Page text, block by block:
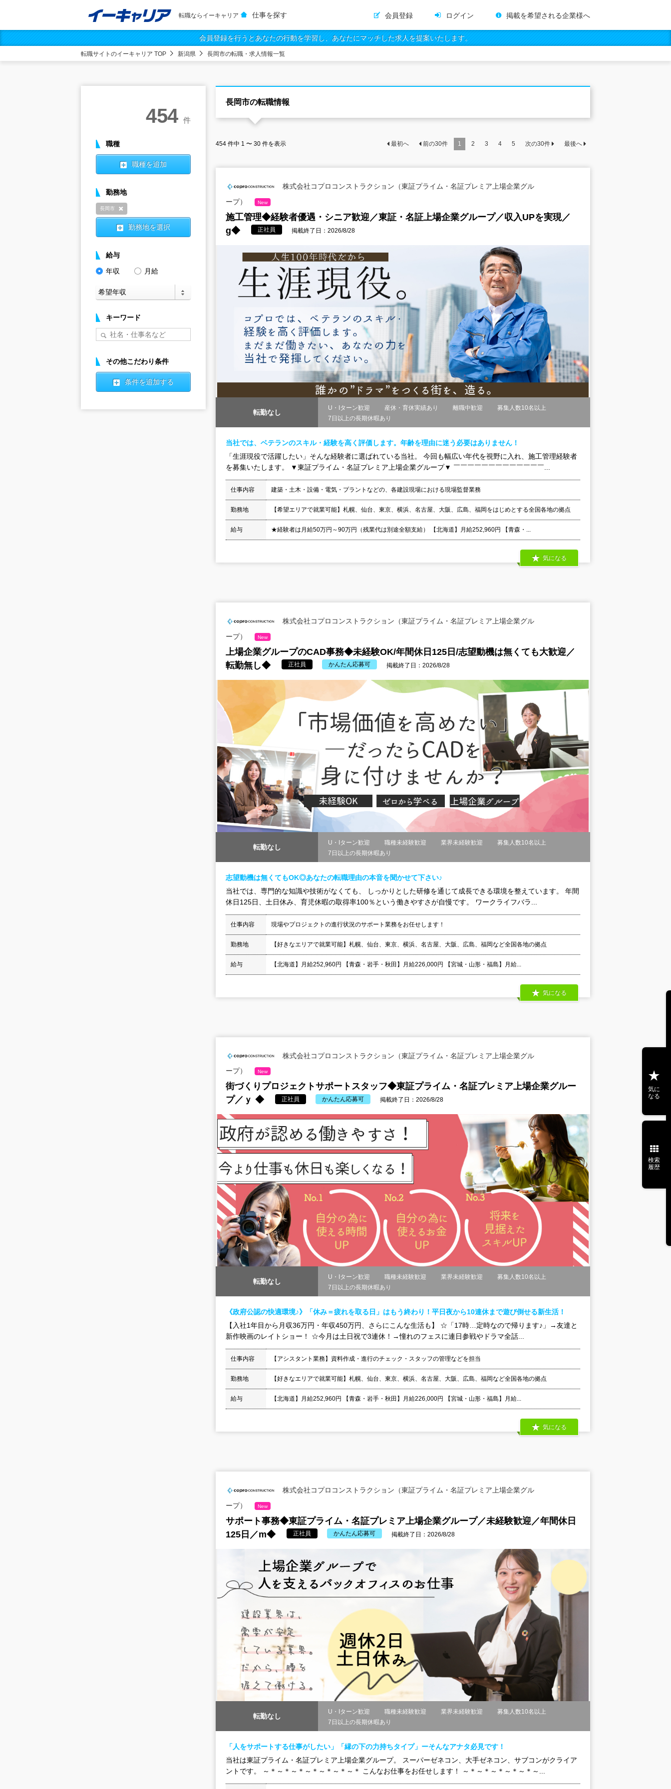
転職ならイーキャリア 仕事を探す 会員登録 ログイン 掲載を希望される企業様へ
会員登録を行うとあなたの行動を学習し、あなたにマッチした求人を提案いたします。
転職サイトのイーキャリア TOP 新潟県 長岡市の転職・求人情報一覧
長岡市の転職情報
454 件中 1 〜 30 件を表示 最初へ 前の30件 1 2 3 4 5 次の30件 最後へ
株式会社コプロコンストラクション（東証プライム・名証プレミア上場企業グル
ープ）
New
施工管理◆経験者優遇・シニア歓迎／東証・名証上場企業グループ／収入UPを実現／
g◆
正社員 掲載終了日：2026/8/28
転勤なし
U・Iターン歓迎 産休・育休実績あり 離職中歓迎
募集人数10名以上
7日以上の長期休暇あり
当社では、ベテランのスキル・経験を高く評価します。年齢を理由に迷う必要はありません！
「生涯現役で活躍したい」そんな経験者に選ばれている当社。 今回も幅広い年代を視野に入れ、施工管理経験者
を募集いたします。 ▼東証プライム・名証プレミア上場企業グループ▼ ￣￣￣￣￣￣￣￣￣￣￣￣￣...
仕事内容 建築・土木・設備・電気・プラントなどの、各建設現場における現場監督業務
勤務地 【希望エリアで就業可能】札幌、仙台、東京、横浜、名古屋、大阪、広島、福岡をはじめとする全国各地の拠点
給与 ★経験者は月給50万円～90万円（残業代は別途全額支給） 【北海道】月給252,960円 【青森・...
気になる
株式会社コプロコンストラクション（東証プライム・名証プレミア上場企業グル
ープ）
New
上場企業グループのCAD事務◆未経験OK/年間休日125日/志望動機は無くても大歓迎／
転勤無し◆
正社員 かんたん応募可 掲載終了日：2026/8/28
転勤なし
U・Iターン歓迎 職種未経験歓迎 業界未経験歓迎
募集人数10名以上
7日以上の長期休暇あり
志望動機は無くてもOK◎あなたの転職理由の本音を聞かせて下さい♪
当社では、専門的な知識や技術がなくても、 しっかりとした研修を通じて成長できる環境を整えています。 年間
休日125日、土日休み、育児休暇の取得率100％という働きやすさが自慢です。 ワークライフバラ...
仕事内容 現場やプロジェクトの進行状況のサポート業務をお任せします！
勤務地 【好きなエリアで就業可能】札幌、仙台、東京、横浜、名古屋、大阪、広島、福岡など全国各地の拠点
給与 【北海道】月給252,960円 【青森・岩手・秋田】月給226,000円 【宮城・山形・福島】月給...
気になる
株式会社コプロコンストラクション（東証プライム・名証プレミア上場企業グル
ープ）
New
街づくりプロジェクトサポートスタッフ◆東証プライム・名証プレミア上場企業グルー
プ／ｙ ◆
正社員 かんたん応募可 掲載終了日：2026/8/28
転勤なし
U・Iターン歓迎 職種未経験歓迎 業界未経験歓迎
募集人数10名以上
7日以上の長期休暇あり
《政府公認の快適環境♪》「休み＝疲れを取る日」はもう終わり！平日夜から10連休まで遊び倒せる新生活！
【入社1年目から月収36万円・年収450万円、さらにこんな生活も】 ☆「17時…定時なので帰ります♪」→友達と
新作映画のレイトショー！ ☆今月は土日祝で3連休！→憧れのフェスに連日参戦やドラマ全話...
仕事内容 【アシスタント業務】資料作成・進行のチェック・スタッフの管理などを担当
勤務地 【好きなエリアで就業可能】札幌、仙台、東京、横浜、名古屋、大阪、広島、福岡など全国各地の拠点
給与 【北海道】月給252,960円 【青森・岩手・秋田】月給226,000円 【宮城・山形・福島】月給...
気になる
株式会社コプロコンストラクション（東証プライム・名証プレミア上場企業グル
ープ）
New
サポート事務◆東証プライム・名証プレミア上場企業グループ／未経験歓迎／年間休日
125日／m◆
正社員 かんたん応募可 掲載終了日：2026/8/28
転勤なし
U・Iターン歓迎 職種未経験歓迎 業界未経験歓迎
募集人数10名以上
7日以上の長期休暇あり
「人をサポートする仕事がしたい」「縁の下の力持ちタイプ」ーそんなアナタ必見です！
当社は東証プライム・名証プレミア上場企業グループ。 スーパーゼネコン、大手ゼネコン、サブコンがクライア
ントです。 ～＊～＊～＊～＊～＊～＊～＊ こんなお仕事をお任せします！ ～＊～＊～＊～＊～＊～...
454 件
職種
職種を追加
勤務地
長岡市
勤務地を選択
給与
年収
月給
キーワード
その他こだわり条件
条件を追加する
気に
なる
検索
履歴